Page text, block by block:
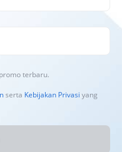
terbaru.
serta Kebijakan Privasi yang